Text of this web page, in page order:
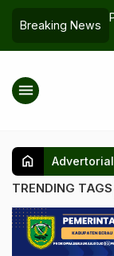
Breaking News
Warga
Dukungan
menu
home
TRENDING TAGS